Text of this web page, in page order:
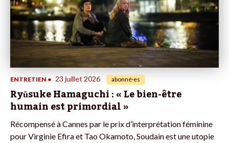
ENTRETIEN • 23 juillet 2026 abonné·es
Ryūsuke Hamaguchi : « Le bien-être
humain est primordial »
Récompensé à Cannes par le prix d’interprétation féminine
pour Virginie Efira et Tao Okamoto, Soudain est une utopie